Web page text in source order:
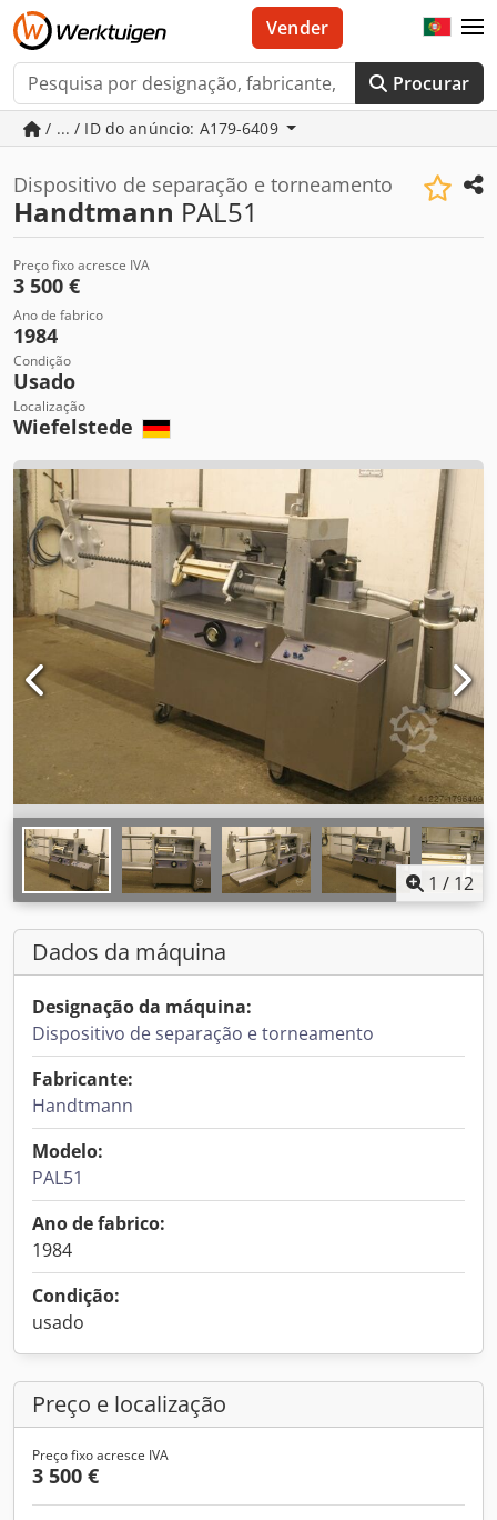
Procurar
Vender
/ ... / ID do anúncio: A179-6409
Dispositivo de separação e torneamento
Handtmann PAL51
Preço fixo acresce IVA
3 500 €
Ano de fabrico
1984
Condição
Usado
Localização
Wiefelstede
1 / 12
Dados da máquina
Designação da máquina:
Dispositivo de separação e torneamento
Fabricante:
Handtmann
Modelo:
PAL51
Ano de fabrico:
1984
Condição:
usado
Preço e localização
Preço fixo acresce IVA
3 500 €